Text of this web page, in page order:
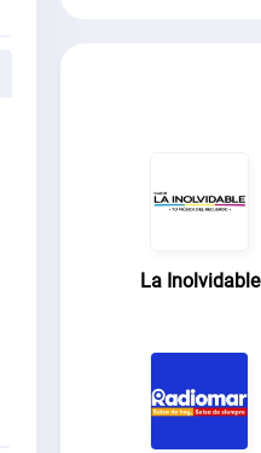
La Inolvidable